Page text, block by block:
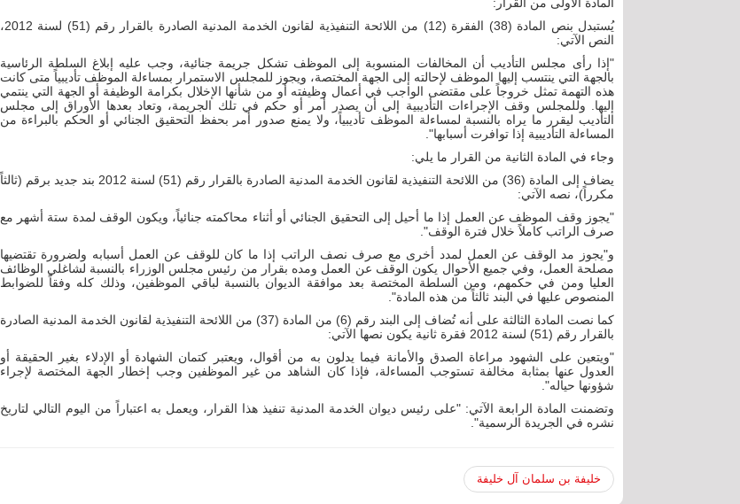
يُستبدل بنص المادة (38) الفقرة (12) من اللائحة التنفيذية لقانون الخدمة المدنية الصادرة بالقرار رقم (51) لسنة 2012،
النص الآتي:
"إذا رأى مجلس التأديب أن المخالفات المنسوبة إلى الموظف تشكل جريمة جنائية، وجب عليه إبلاغ السلطة الرئاسية
بالجهة التي ينتسب إليها الموظف لإحالته إلى الجهة المختصة، ويجوز للمجلس الاستمرار بمساءلة الموظف تأديبياً متى كانت
هذه التهمة تمثل خروجاً على مقتضى الواجب في أعمال وظيفته أو من شأنها الإخلال بكرامة الوظيفة أو الجهة التي ينتمي
إليها. وللمجلس وقف الإجراءات التأديبية إلى أن يصدر أمر أو حكم في تلك الجريمة، وتعاد بعدها الأوراق إلى مجلس
التأديب ليقرر ما يراه بالنسبة لمساءلة الموظف تأديبياً، ولا يمنع صدور أمر بحفظ التحقيق الجنائي أو الحكم بالبراءة من
المساءلة التأديبية إذا توافرت أسبابها".
وجاء في المادة الثانية من القرار ما يلي:
يضاف إلى المادة (36) من اللائحة التنفيذية لقانون الخدمة المدنية الصادرة بالقرار رقم (51) لسنة 2012 بند جديد برقم (ثالثاً
مكرراً)، نصه الآتي:
"يجوز وقف الموظف عن العمل إذا ما أحيل إلى التحقيق الجنائي أو أثناء محاكمته جنائياً، ويكون الوقف لمدة ستة أشهر مع
صرف الراتب كاملاً خلال فترة الوقف".
و"يجوز مد الوقف عن العمل لمدد أخرى مع صرف نصف الراتب إذا ما كان للوقف عن العمل أسبابه ولضرورة تقتضيها
مصلحة العمل، وفي جميع الأحوال يكون الوقف عن العمل ومده بقرار من رئيس مجلس الوزراء بالنسبة لشاغلي الوظائف
العليا ومن في حكمهم، ومن السلطة المختصة بعد موافقة الديوان بالنسبة لباقي الموظفين، وذلك كله وفقاً للضوابط
المنصوص عليها في البند ثالثاً من هذه المادة".
كما نصت المادة الثالثة على أنه تُضاف إلى البند رقم (6) من المادة (37) من اللائحة التنفيذية لقانون الخدمة المدنية الصادرة
بالقرار رقم (51) لسنة 2012 فقرة ثانية يكون نصها الآتي:
"ويتعين على الشهود مراعاة الصدق والأمانة فيما يدلون به من أقوال، ويعتبر كتمان الشهادة أو الإدلاء بغير الحقيقة أو
العدول عنها بمثابة مخالفة تستوجب المساءلة، فإذا كان الشاهد من غير الموظفين وجب إخطار الجهة المختصة لإجراء
شؤونها حياله".
وتضمنت المادة الرابعة الآتي: "على رئيس ديوان الخدمة المدنية تنفيذ هذا القرار، ويعمل به اعتباراً من اليوم التالي لتاريخ
نشره في الجريدة الرسمية".
خليفة بن سلمان آل خليفة